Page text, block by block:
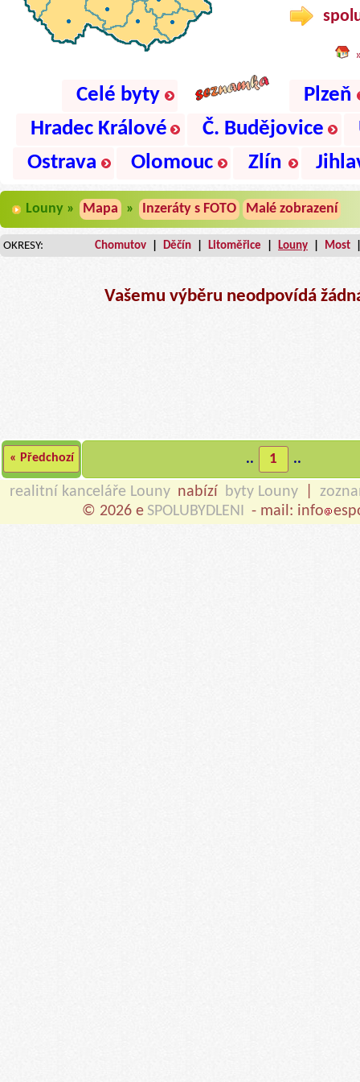
Celé byty
Plzeň
Hradec Králové
Č. Budějovice
Ostrava
Olomouc Zlín
Louny » Mapa » Inzeráty s FOTO Malé zobrazení
OKRESY: Chomutov Děčín Litoměřice Louny Most
Vašemu výběru neodpovídá
« Předchozí .. 1 ..
realitní kanceláře Louny nabízí byty Louny
© 2026 e SPOLUBYDLENI - mail: info